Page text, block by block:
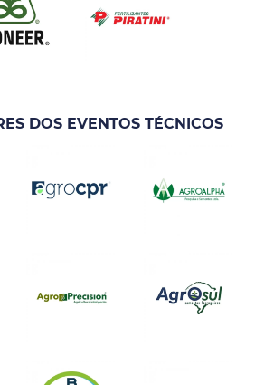
DOS EVENTOS TÉCNICOS